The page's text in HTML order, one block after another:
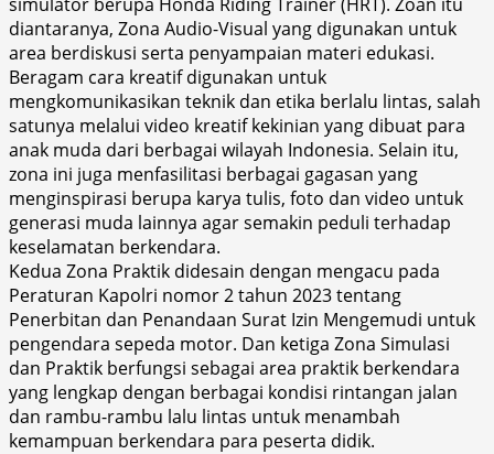
diantaranya, Zona Audio-Visual yang digunakan untuk
area berdiskusi serta penyampaian materi edukasi.
Beragam cara kreatif digunakan untuk
mengkomunikasikan teknik dan etika berlalu lintas, salah
satunya melalui video kreatif kekinian yang dibuat para
anak muda dari berbagai wilayah Indonesia. Selain itu,
zona ini juga menfasilitasi berbagai gagasan yang
menginspirasi berupa karya tulis, foto dan video untuk
generasi muda lainnya agar semakin peduli terhadap
keselamatan berkendara.
Kedua Zona Praktik didesain dengan mengacu pada
Peraturan Kapolri nomor 2 tahun 2023 tentang
Penerbitan dan Penandaan Surat Izin Mengemudi untuk
pengendara sepeda motor. Dan ketiga Zona Simulasi
dan Praktik berfungsi sebagai area praktik berkendara
yang lengkap dengan berbagai kondisi rintangan jalan
dan rambu-rambu lalu lintas untuk menambah
kemampuan berkendara para peserta didik.